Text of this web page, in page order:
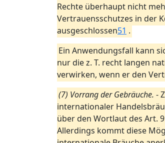
Rechte überhaupt nicht
Vertrauensschutzes in der
ausgeschlossen51 .
Ein Anwendungsfall kann
nur die z. T. recht langen
verwirken, wenn er den
(7) Vorrang der Gebräuche. -
internationaler
über den Wortlaut des Art.
Allerdings kommt diese